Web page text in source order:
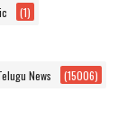
(1)
News (15006)